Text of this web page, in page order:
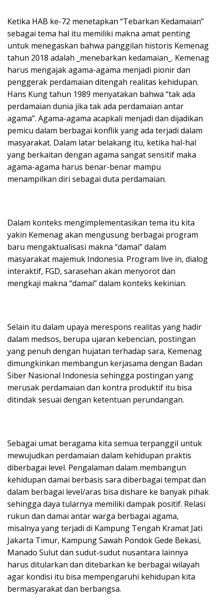
Ketika HAB ke-72 menetapkan “Tebarkan Kedamaian”
sebagai tema hal itu memiliki makna amat penting
untuk menegaskan bahwa panggilan historis Kemenag
tahun 2018 adalah _menebarkan kedamaian_. Kemenag
harus mengajak agama-agama menjadi pionir dan
penggerak perdamaian ditengah realitas kehidupan.
Hans Kung tahun 1989 menyatakan bahwa “tak ada
perdamaian dunia jika tak ada perdamaian antar
agama”. Agama-agama acapkali menjadi dan dijadikan
pemicu dalam berbagai konflik yang ada terjadi dalam
masyarakat. Dalam latar belakang itu, ketika hal-hal
yang berkaitan dengan agama sangat sensitif maka
agama-agama harus benar-benar mampu
menampilkan diri sebagai duta perdamaian.
Dalam konteks mengimplementasikan tema itu kita
yakin Kemenag akan mengusung berbagai program
baru mengaktualisasi makna “damai” dalam
masyarakat majemuk Indonesia. Program live in, dialog
interaktif, FGD, sarasehan akan menyorot dan
mengkaji makna “damai” dalam konteks kekinian.
Selain itu dalam upaya merespons realitas yang hadir
dalam medsos, berupa ujaran kebencian, postingan
yang penuh dengan hujatan terhadap sara, Kemenag
dimungkinkan membangun kerjasama dengan Badan
Siber Nasional Indonesia sehingga postingan yang
merusak perdamaian dan kontra produktif itu bisa
ditindak sesuai dengan ketentuan perundangan.
Sebagai umat beragama kita semua terpanggil untuk
mewujudkan perdamaian dalam kehidupan praktis
diberbagai level. Pengalaman dalam membangun
kehidupan damai berbasis sara diberbagai tempat dan
dalam berbagai level/aras bisa dishare ke banyak pihak
sehingga daya tularnya memiliki dampak positif. Relasi
rukun dan damai antar warga berbagai agama,
misalnya yang terjadi di Kampung Tengah Kramat Jati
Jakarta Timur, Kampung Sawah Pondok Gede Bekasi,
Manado Sulut dan sudut-sudut nusantara lainnya
harus ditularkan dan ditebarkan ke berbagai wilayah
agar kondisi itu bisa mempengaruhi kehidupan kita
bermasyarakat dan berbangsa.